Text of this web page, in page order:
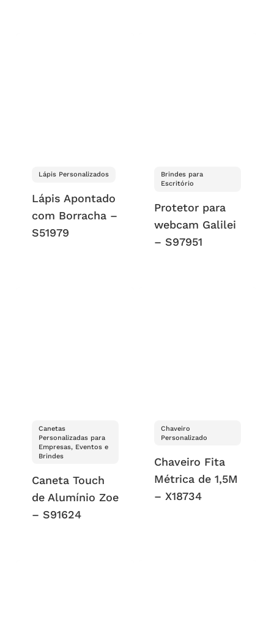
Lápis Personalizados
Lápis Apontado
com Borracha –
S51979
Brindes para
Escritório
Protetor para
webcam Galilei
– S97951
Canetas
Personalizadas para
Empresas, Eventos e
Brindes
Caneta Touch
de Alumínio Zoe
– S91624
Chaveiro
Personalizado
Chaveiro Fita
Métrica de 1,5M
– X18734